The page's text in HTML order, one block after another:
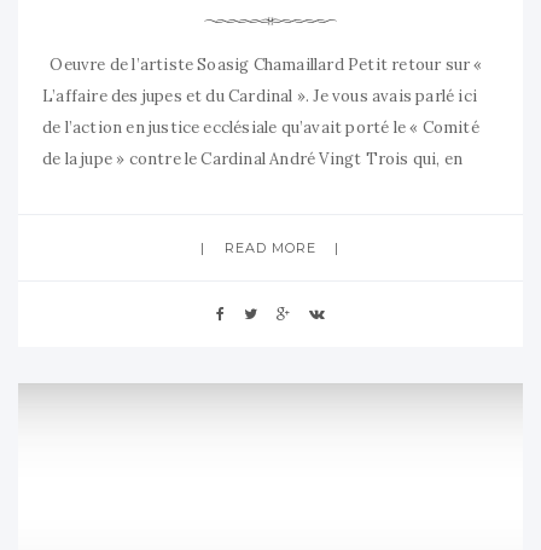
Oeuvre de l’artiste Soasig Chamaillard Petit retour sur «
L’affaire des jupes et du Cardinal ». Je vous avais parlé ici
de l’action en justice ecclésiale qu’avait porté le « Comité
de la jupe » contre le Cardinal André Vingt Trois qui, en
READ MORE